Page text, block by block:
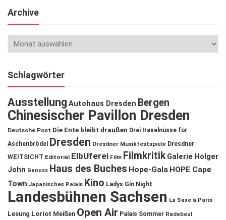
Archive
Schlagwörter
Ausstellung Autohaus Dresden Bergen
Chinesischer Pavillon Dresden
Deutsche Post Die Ente bleibt draußen Drei Haselnüsse für
Aschenbrödel
Dresden Dresdner Musikfestspiele Dresdner
WEITSICHT Editorial ElbUferei Film Filmkritik Galerie Holger
John Genuss Haus des Buches Hope-Gala HOPE Cape
Town Japanisches Palais Kino Ladys Gin Night
Landesbühnen Sachsen La Saxe à Paris
Lesung Loriot Meißen Open Air Palais Sommer Radebeul